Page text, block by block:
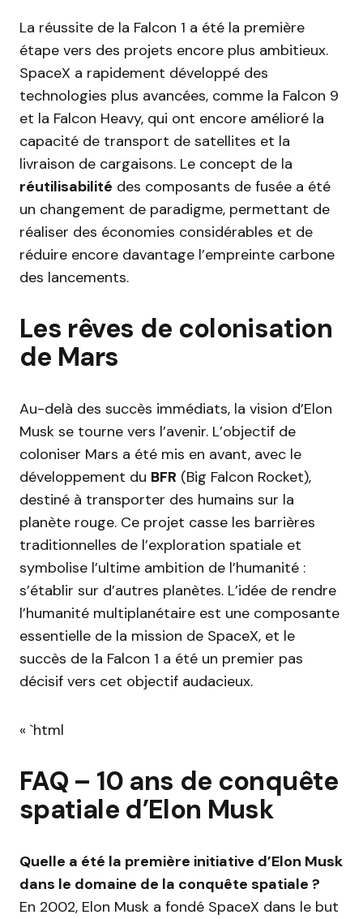
La réussite de la Falcon 1 a été la première
étape vers des projets encore plus ambitieux.
SpaceX a rapidement développé des
technologies plus avancées, comme la Falcon 9
et la Falcon Heavy, qui ont encore amélioré la
capacité de transport de satellites et la
livraison de cargaisons. Le concept de la
réutilisabilité des composants de fusée a été
un changement de paradigme, permettant de
réaliser des économies considérables et de
réduire encore davantage l’empreinte carbone
des lancements.
Les rêves de colonisation
de Mars
Au-delà des succès immédiats, la vision d’Elon
Musk se tourne vers l’avenir. L’objectif de
coloniser Mars a été mis en avant, avec le
développement du BFR (Big Falcon Rocket),
destiné à transporter des humains sur la
planète rouge. Ce projet casse les barrières
traditionnelles de l’exploration spatiale et
symbolise l’ultime ambition de l’humanité :
s’établir sur d’autres planètes. L’idée de rendre
l’humanité multiplanétaire est une composante
essentielle de la mission de SpaceX, et le
succès de la Falcon 1 a été un premier pas
décisif vers cet objectif audacieux.
« `html
FAQ – 10 ans de conquête
spatiale d’Elon Musk
Quelle a été la première initiative d’Elon Musk
dans le domaine de la conquête spatiale ?
En 2002, Elon Musk a fondé SpaceX dans le but